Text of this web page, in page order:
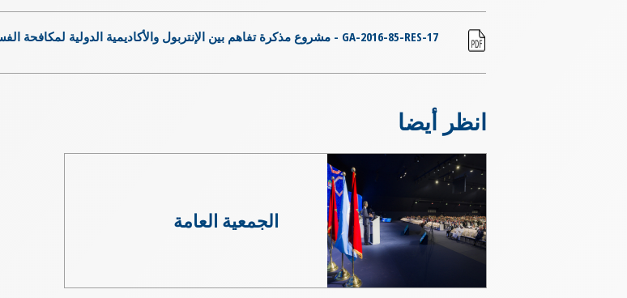
GA-2016-85-RES-17 - مشروع مذكرة تفاهم بين الإنتربول والأكاديمية الدولية لمكافحة الفساد
انظر أيضا
الجمعية العامة